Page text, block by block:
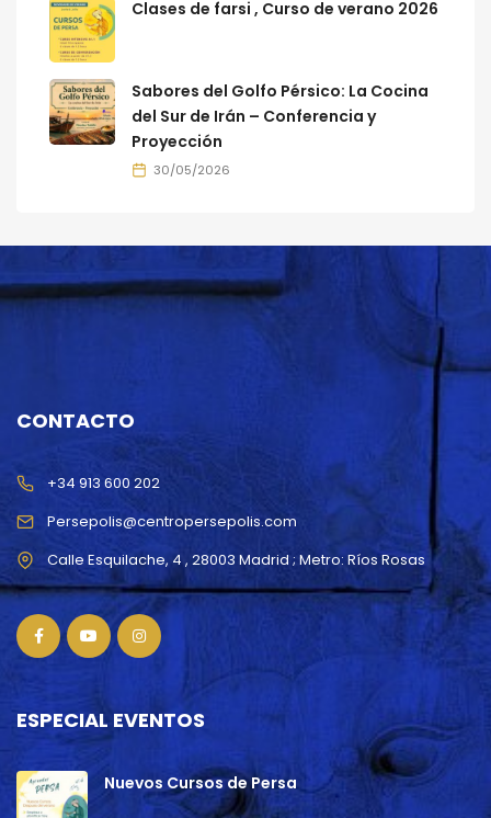
Clases de farsi , Curso de verano 2026
Sabores del Golfo Pérsico: La Cocina
del Sur de Irán – Conferencia y
Proyección
30/05/2026
CONTACTO
Persepolis@centropersepolis.com
+34 913 600 202
ESPECIAL EVENTOS
Nuevos Cursos de Persa